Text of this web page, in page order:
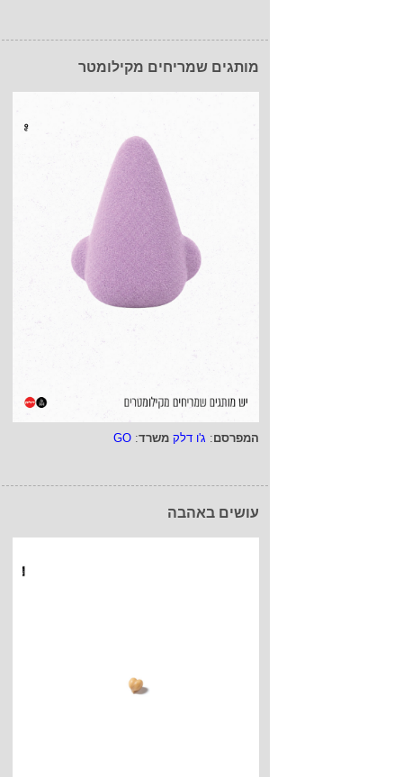
מותגים שמריחים מקילומטר
המפרסם: ג'ו דלק משרד:
GO
עושים באהבה